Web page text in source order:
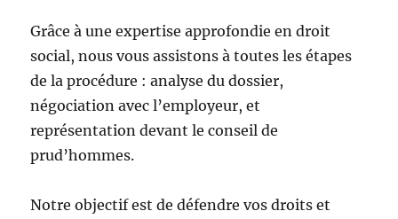
Grâce à une expertise approfondie en droit
social, nous vous assistons à toutes les étapes
de la procédure : analyse du dossier,
négociation avec l’employeur, et
représentation devant le conseil de
prud’hommes.
Notre objectif est de défendre vos droits et